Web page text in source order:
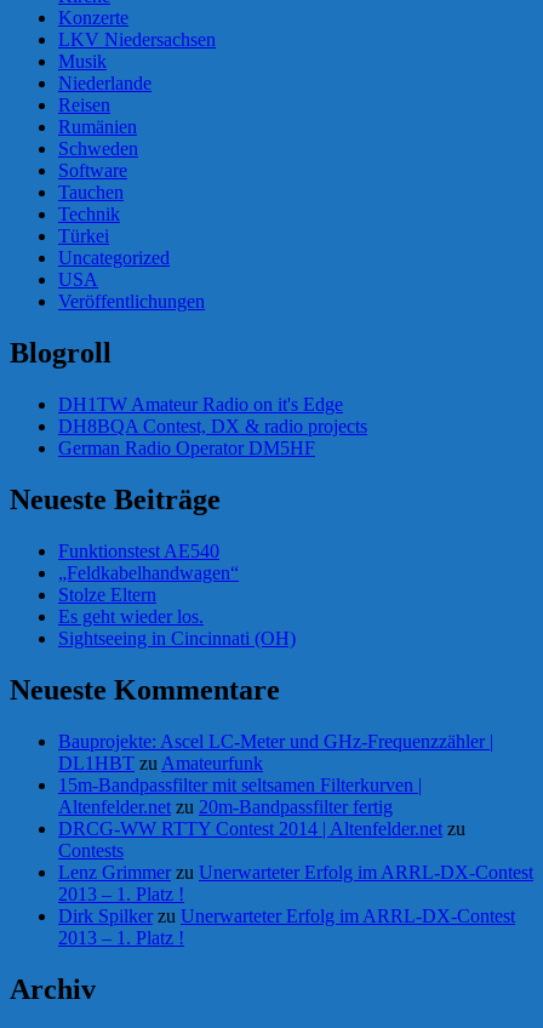
Konzerte
LKV Niedersachsen
Musik
Niederlande
Reisen
Rumänien
Schweden
Software
Tauchen
Technik
Türkei
Uncategorized
USA
Veröffentlichungen
Blogroll
DH1TW Amateur Radio on it's Edge
DH8BQA Contest, DX & radio projects
German Radio Operator DM5HF
Neueste Beiträge
Funktionstest AE540
„Feldkabelhandwagen“
Stolze Eltern
Es geht wieder los.
Sightseeing in Cincinnati (OH)
Neueste Kommentare
Bauprojekte: Ascel LC-Meter und GHz-Frequenzzähler |
DL1HBT zu Amateurfunk
15m-Bandpassfilter mit seltsamen Filterkurven |
Altenfelder.net zu 20m-Bandpassfilter fertig
DRCG-WW RTTY Contest 2014 | Altenfelder.net zu
Contests
Lenz Grimmer zu Unerwarteter Erfolg im ARRL-DX-Contest
2013 – 1. Platz !
Dirk Spilker zu Unerwarteter Erfolg im ARRL-DX-Contest
2013 – 1. Platz !
Archiv